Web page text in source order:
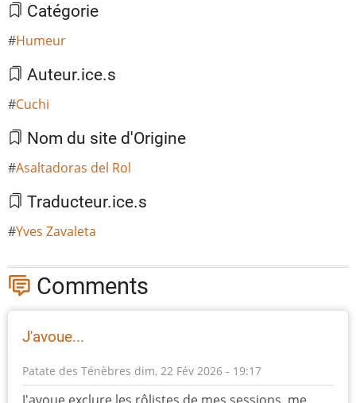
Catégorie
Humeur
Auteur.ice.s
Cuchi
Nom du site d'Origine
Asaltadoras del Rol
Traducteur.ice.s
Yves Zavaleta
Comments
J'avoue...
Patate des Ténèbres dim, 22 Fév 2026 - 19:17
J'avoue exclure les rôlistes de mes sessions, me